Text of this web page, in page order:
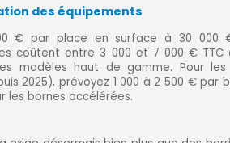
des équipements
€ par place en surface à 30 000
coûtent entre 3 000 et 7 000 € TTC
modèles haut de gamme. Pour les
2025), prévoyez 1 000 à 2 500 € par
les bornes accélérées.